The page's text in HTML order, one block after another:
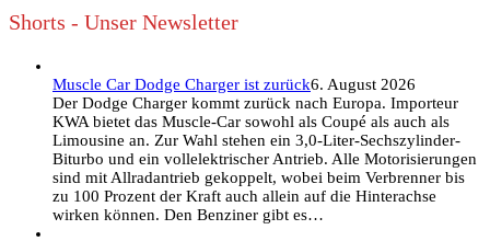
Shorts - Unser Newsletter
Muscle Car Dodge Charger ist zurück6. August 2026
Der Dodge Charger kommt zurück nach Europa. Importeur
KWA bietet das Muscle-Car sowohl als Coupé als auch als
Limousine an. Zur Wahl stehen ein 3,0-Liter-Sechszylinder-
Biturbo und ein vollelektrischer Antrieb. Alle Motorisierungen
sind mit Allradantrieb gekoppelt, wobei beim Verbrenner bis
zu 100 Prozent der Kraft auch allein auf die Hinterachse
wirken können. Den Benziner gibt es…